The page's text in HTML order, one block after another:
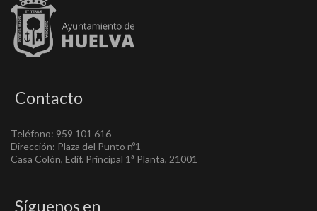
Contacto
Teléfono: 959 101 616
Dirección: Plaza del Punto nº1
Casa Colón, Edif. Principal 1ª Planta, 21001
Síguenos en